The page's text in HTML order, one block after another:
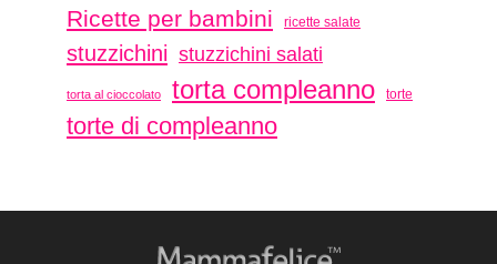
Ricette per bambini ricette salate
stuzzichini stuzzichini salati
torta al cioccolato torta compleanno torte
torte di compleanno